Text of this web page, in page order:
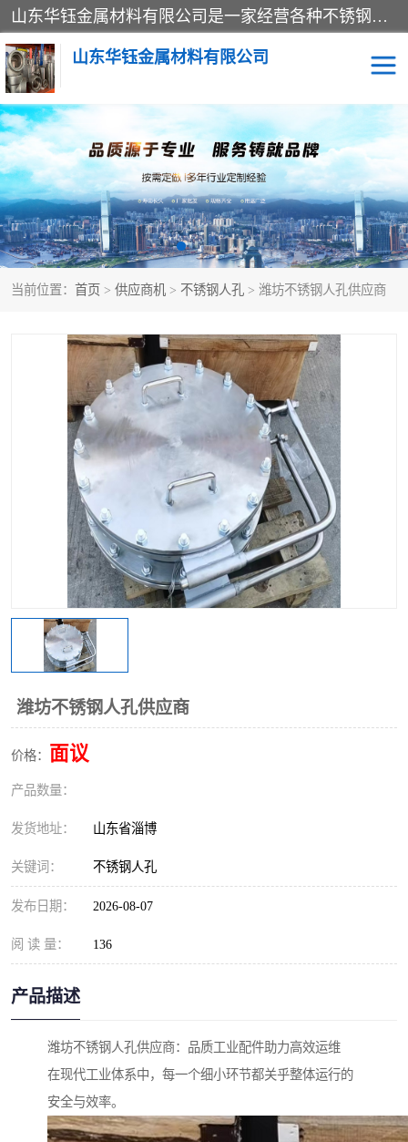
山东华钰金属材料有限公司是一家经营各种不锈钢管材、板材、圆钢、法兰、封头、型材等产品的公司；主营产品有：不锈钢管，激光切割，管件标准件，不锈钢圆钢，不锈钢人孔，不锈钢亮管，不锈钢角钢，不锈钢加工，不锈钢管子，不锈钢工业方管，不锈钢封头，不锈钢法兰，不锈钢阀门，不锈钢槽钢，不锈钢扁钢，不锈钢板等；可为客户制作各种规格的型材及不锈钢配件、非标准件及各种容器具等，能满足客户的不同采购要求。
山东华钰金属材料有限公司
当前位置： 首页 > 供应商机 > 不锈钢人孔 > 潍坊不锈钢人孔供应商
潍坊不锈钢人孔供应商
价格： 面议
产品数量：
发货地址： 山东省淄博
关键词： 不锈钢人孔
发布日期： 2026-08-07
阅 读 量： 136
产品描述
潍坊不锈钢人孔供应商：品质工业配件助力高效运维
在现代工业体系中，每一个细小环节都关乎整体运行的
安全与效率。
不锈钢管 激光切割
管件标准件 不锈钢圆钢
不锈钢人孔 不锈钢亮管
不锈钢角钢 不锈钢加工
不锈钢板 不锈钢工业方管
不锈钢封头 不锈钢法兰
不锈钢阀门 不锈钢槽钢
不锈钢扁钢